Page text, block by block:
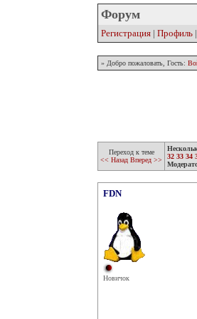
Форум
Регистрация | Профиль |
» Добро пожаловать, Гость:
Переход к теме
<< Назад Вперед >>
32 33 34
FDN
Новичок